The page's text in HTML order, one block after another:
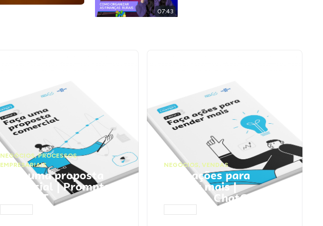
07:43
NEGÓCIOS,PROCESSOS
EMPRESARIAIS
Faça uma proposta
comercial | Prompts
ChatGPT
NEGÓCIOS, VENDAS
Faça ações para
vender mais |
Prompts ChatGPT